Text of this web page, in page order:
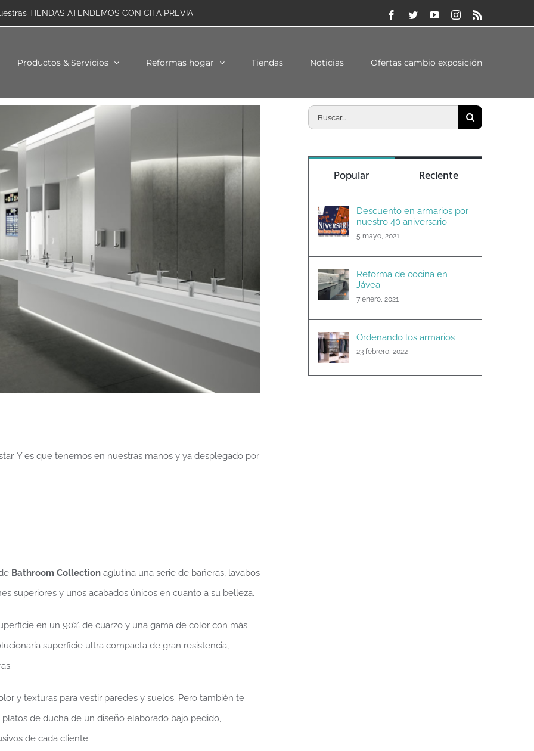
TIENDAS ATENDEMOS CON CITA PREVIA Facebook
TwitterYouTubeInstagram
Productos & Servicios Reformas hogar Tiendas Noticias Ofertas cambio exposición
Inicio / Bathroom Collection by Cosentino
Y es que tenemos en nuestras manos y ya desplegado por
Bathroom Collection aglutina una serie de bañeras, lavabos
superiores y unos acabados únicos en cuanto a su belleza.
en un 90% de cuarzo y una gama de color con más
superficie ultra compacta de gran resistencia,
y texturas para vestir paredes y suelos. Pero también te
de ducha de un diseño elaborado bajo pedido,
de cada cliente.
Buscar:
Popular Reciente
Descuento en armarios por
nuestro 40 aniversario
5 mayo, 2021
Reforma de cocina en
Jávea
7 enero, 2021
Ordenando los armarios
23 febrero, 2022